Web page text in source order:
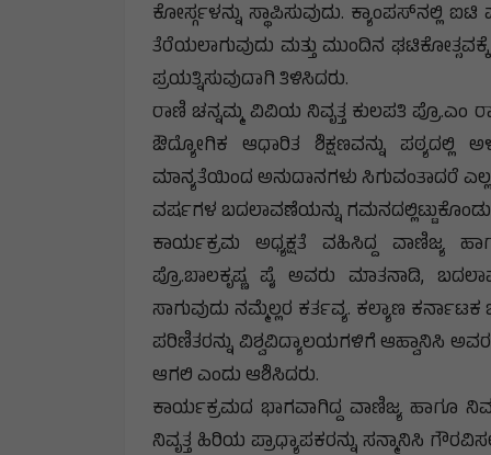
ಕೋರ್ಸ್ಗಳನ್ನು ಸ್ಥಾಪಿಸುವುದು.
ತೆರೆಯಲಾಗುವುದು ಮತ್ತು ಮುಂದಿನ
ಪ್ರಯತ್ನಿಸುವುದಾಗಿ ತಿಳಿಸಿದರು.
ರಾಣಿ ಚನ್ನಮ್ಮ ವಿವಿಯ ನಿವೃತ್ತ ಕುಲಪತಿ ಪ್ರೊ.ಎಂ
ಔದ್ಯೋಗಿಕ ಆಧಾರಿತ ಶಿಕ್ಷಣವನ್ನು ಪಠ್ಯದಲ್ಲಿ
ಮಾನ್ಯತೆಯಿಂದ ಅನುದಾನಗಳು ಸಿಗುವಂತಾದರೆ ಎಲ್ಲ
ವರ್ಷಗಳ ಬದಲಾವಣೆಯನ್ನು
ಕಾರ್ಯಕ್ರಮ ಅಧ್ಯಕ್ಷತೆ ವಹಿಸಿದ್ದ ವಾಣಿಜ್ಯ
ಪ್ರೊ.ಬಾಲಕೃಷ್ಣ ಪೈ ಅವರು ಮಾತನಾಡಿ,
ಸಾಗುವುದು ನಮ್ಮೆಲ್ಲರ ಕರ್ತವ್ಯ. ಕಲ್ಯಾಣ
ಪರಿಣಿತರನ್ನು ವಿಶ್ವವಿದ್ಯಾಲಯಗಳಿಗೆ ಆಹ್ವಾನಿಸಿ
ಆಗಲಿ ಎಂದು ಆಶಿಸಿದರು.
ಕಾರ್ಯಕ್ರಮದ ಭಾಗವಾಗಿದ್ದ ವಾಣಿಜ್ಯ ಹಾಗೂ
ನಿವೃತ್ತ ಹಿರಿಯ ಪ್ರಾಧ್ಯಾಪಕರನ್ನು ಸನ್ಮಾನಿಸಿ